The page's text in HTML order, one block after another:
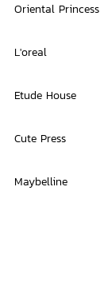
Oriental Princess
L'oreal
Etude House
Cute Press
Maybelline